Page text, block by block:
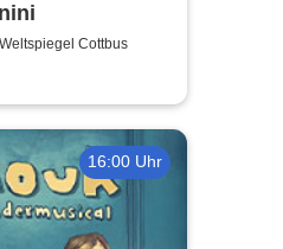
Cottbus
16:00 Uhr